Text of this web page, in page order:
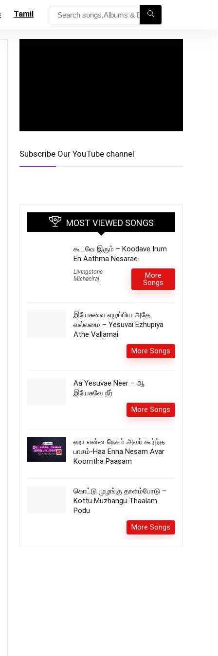
Tamil
Subscribe Our YouTube channel
MOST VIEWED SONGS
கூடவே இரும் – Koodave Irum
En Aathma Nesarae
Livingstone
Michaelraj
More
Songs
இயேசுவை எழுப்பிய அதே
வல்லமை – Yesuvai Ezhupiya
Athe Vallamai
More Songs
Aa Yesuvae Neer – ஆ
இயேசுவே நீர்
More Songs
ஹா என்ன நேசம் அவர் கூர்ந்த
பாசம்-Haa Enna Nesam Avar
Koorntha Paasam
கொட்டு முழங்கு தாளம்போடு –
Kottu Muzhangu Thaalam
Podu
More Songs